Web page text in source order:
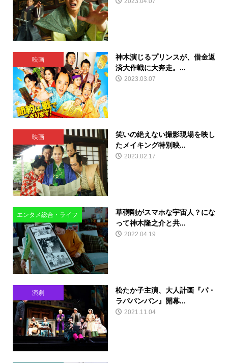
映画
神木演じるプリンスが、借金返
済大作戦に大奔走。...
2023.03.07
映画
笑いの絶えない撮影現場を映し
たメイキング特別映...
2023.02.17
エンタメ総合・ライフ
草彅剛がスマホな宇宙人？にな
って神木隆之介と共...
2022.04.19
演劇
松たか子主演、大人計画『パ・
ラパパンパン』開幕...
2021.11.04